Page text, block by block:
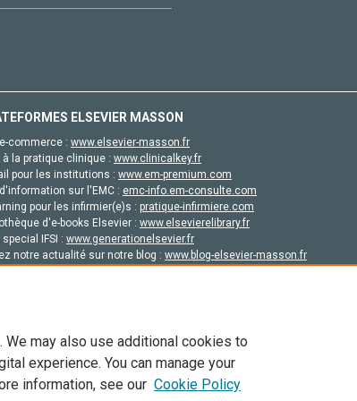
ELSEVIER MASSON
commerce : www.elsevier-masson.fr
à la pratique clinique : www.clinicalkey.fr
pour les institutions : www.em-premium.com
sur l'EMC : emc-info.em-consulte.com
pour les infirmier(e)s : pratique-infirmiere.com
d'e-books Elsevier : www.elsevierelibrary.fr
special IFSI : www.generationelsevier.fr
notre actualité sur notre blog : www.blog-elsevier-masson.fr
de licence et ses contributeurs. Tout les droits sont réservés,
may also use additional cookies to
experience. You can manage your
information, see our Cookie Policy